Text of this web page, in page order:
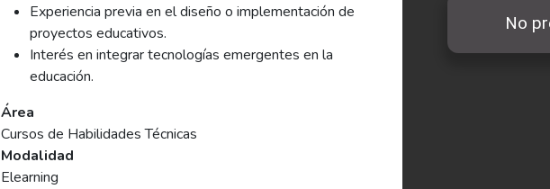
Experiencia previa en el diseño o implementación de
proyectos educativos.
Interés en integrar tecnologías emergentes en la
educación.
Área
Cursos de Habilidades Técnicas
Modalidad
Elearning